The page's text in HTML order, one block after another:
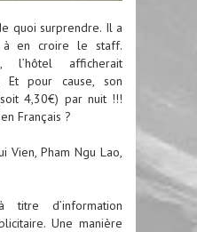
quoi surprendre. Il a
à en croire le staff.
l’hôtel afficherait
Et pour cause, son
4,30€) par nuit !!!
Français ?
Vien, Pham Ngu Lao,
d’information
Une manière